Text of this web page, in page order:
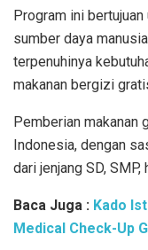
Program ini
sumber daya
terpenuhinya
makanan bergizi
Pemberian makanan
Indonesia, dengan
dari jenjang SD,
Baca Juga : Kado
Medical Check-Up